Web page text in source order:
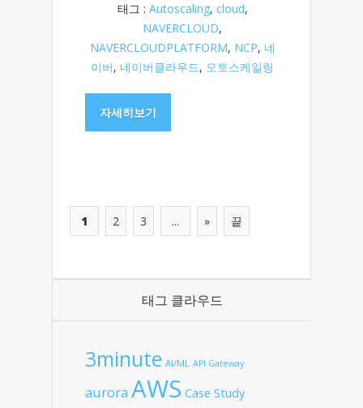
태그 : Autoscaling, cloud,
NAVERCLOUD,
NAVERCLOUDPLATFORM, NCP, 네
이버, 네이버클라우드, 오토스케일링
자세히보기
1 2 3 ... » 끝
태그 클라우드
3minute AI/ML API Gateway
aurora AWS Case Study